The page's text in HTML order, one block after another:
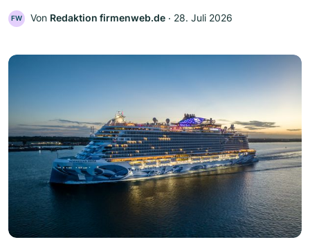
FW Von Redaktion firmenweb.de ‧ 28. Juli 2026